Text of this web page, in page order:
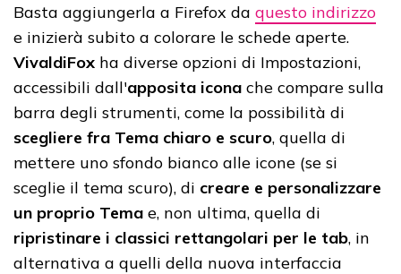
Basta aggiungerla a Firefox da questo indirizzo
e inizierà subito a colorare le schede aperte.
VivaldiFox ha diverse opzioni di Impostazioni,
accessibili dall'apposita icona che compare sulla
barra degli strumenti, come la possibilità di
scegliere fra Tema chiaro e scuro, quella di
mettere uno sfondo bianco alle icone (se si
sceglie il tema scuro), di creare e personalizzare
un proprio Tema e, non ultima, quella di
ripristinare i classici rettangolari per le tab, in
alternativa a quelli della nuova interfaccia